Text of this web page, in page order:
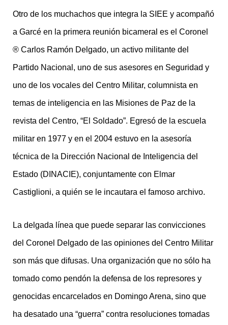
Otro de los muchachos que integra la SIEE y acompañó
a Garcé en la primera reunión bicameral es el Coronel
® Carlos Ramón Delgado, un activo militante del
Partido Nacional, uno de sus asesores en Seguridad y
uno de los vocales del Centro Militar, columnista en
temas de inteligencia en las Misiones de Paz de la
revista del Centro, “El Soldado”. Egresó de la escuela
militar en 1977 y en el 2004 estuvo en la asesoría
técnica de la Dirección Nacional de Inteligencia del
Estado (DINACIE), conjuntamente con Elmar
Castiglioni, a quién se le incautara el famoso archivo.
La delgada línea que puede separar las convicciones
del Coronel Delgado de las opiniones del Centro Militar
son más que difusas. Una organización que no sólo ha
tomado como pendón la defensa de los represores y
genocidas encarcelados en Domingo Arena, sino que
ha desatado una “guerra” contra resoluciones tomadas